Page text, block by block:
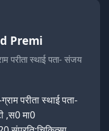
Premi
परीता स्थाई पता- संजय
परीता स्थाई पता-
,स0 मा0